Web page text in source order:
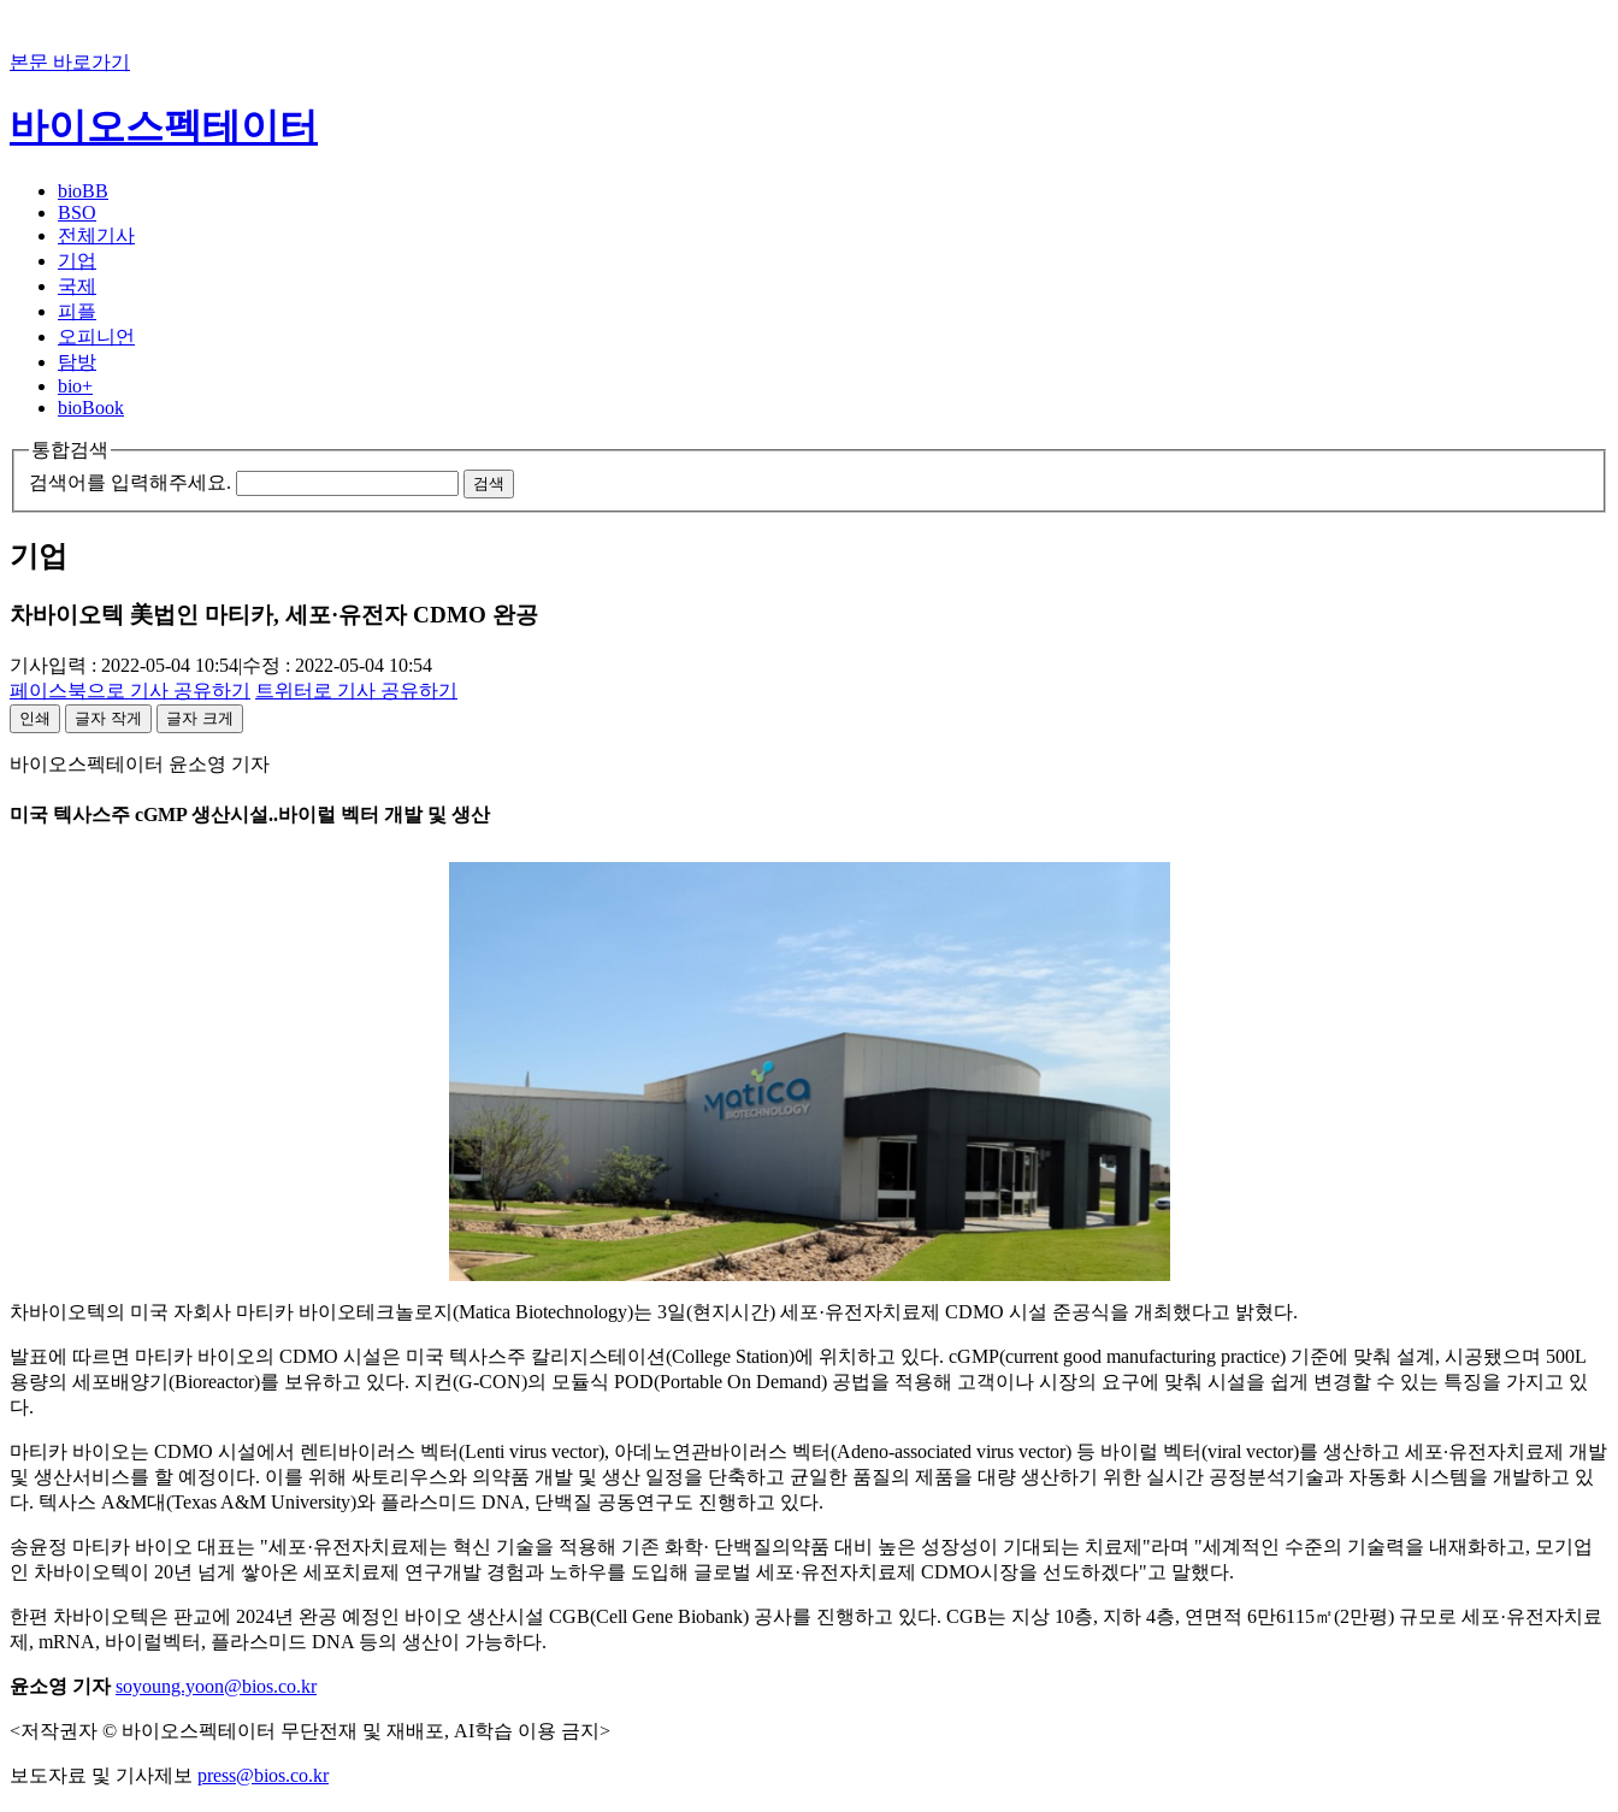
본문 바로가기
바이오스펙테이터
bioBB
BSO
전체기사
기업
국제
피플
오피니언
탐방
bio+
bioBook
통합검색
검색어를 입력해주세요.
검색
기업
차바이오텍 美법인 마티카, 세포·유전자 CDMO 완공
기사입력 : 2022-05-04 10:54|수정 : 2022-05-04 10:54
페이스북으로 기사 공유하기
트위터로 기사 공유하기
인쇄 글자 작게 글자 크게
바이오스펙테이터 윤소영 기자
미국 텍사스주 cGMP 생산시설..바이럴 벡터 개발 및 생산
차바이오텍의 미국 자회사 마티카 바이오테크놀로지(Matica Biotechnology)는 3일(현지시간) 세포·유전자치료제 CDMO 시설 준공식을 개최했다고 밝혔다.
발표에 따르면 마티카 바이오의 CDMO 시설은 미국 텍사스주 칼리지스테이션(College Station)에 위치하고 있다. cGMP(current good manufacturing practice) 기준에 맞춰 설계, 시공됐으며 500L
용량의 세포배양기(Bioreactor)를 보유하고 있다. 지컨(G-CON)의 모듈식 POD(Portable On Demand) 공법을 적용해 고객이나 시장의 요구에 맞춰 시설을 쉽게 변경할 수 있는 특징을 가지고 있
다.
마티카 바이오는 CDMO 시설에서 렌티바이러스 벡터(Lenti virus vector), 아데노연관바이러스 벡터(Adeno-associated virus vector) 등 바이럴 벡터(viral vector)를 생산하고 세포∙유전자치료제 개발
및 생산서비스를 할 예정이다. 이를 위해 싸토리우스와 의약품 개발 및 생산 일정을 단축하고 균일한 품질의 제품을 대량 생산하기 위한 실시간 공정분석기술과 자동화 시스템을 개발하고 있
다. 텍사스 A&M대(Texas A&M University)와 플라스미드 DNA, 단백질 공동연구도 진행하고 있다.
송윤정 마티카 바이오 대표는 "세포·유전자치료제는 혁신 기술을 적용해 기존 화학· 단백질의약품 대비 높은 성장성이 기대되는 치료제"라며 "세계적인 수준의 기술력을 내재화하고, 모기업
인 차바이오텍이 20년 넘게 쌓아온 세포치료제 연구개발 경험과 노하우를 도입해 글로벌 세포·유전자치료제 CDMO시장을 선도하겠다"고 말했다.
한편 차바이오텍은 판교에 2024년 완공 예정인 바이오 생산시설 CGB(Cell Gene Biobank) 공사를 진행하고 있다. CGB는 지상 10층, 지하 4층, 연면적 6만6115㎡(2만평) 규모로 세포·유전자치료
제, mRNA, 바이럴벡터, 플라스미드 DNA 등의 생산이 가능하다.
윤소영 기자 soyoung.yoon@bios.co.kr
<저작권자 © 바이오스펙테이터 무단전재 및 재배포, AI학습 이용 금지>
보도자료 및 기사제보 press@bios.co.kr